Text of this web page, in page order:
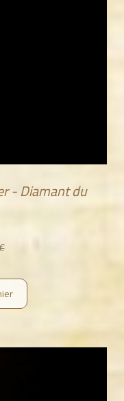
- Diamant du